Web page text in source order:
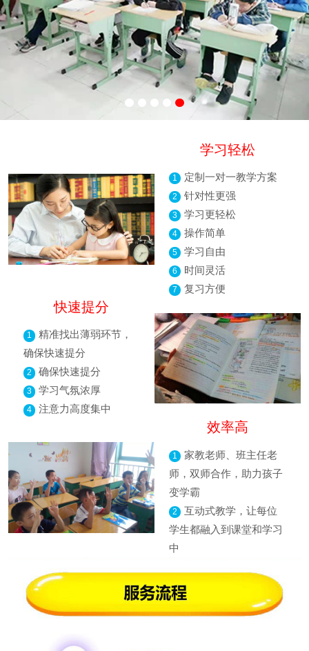
学习轻松
1 定制一对一教学方案
2 针对性更强
3 学习更轻松
4 操作简单
5 学习自由
6 时间灵活
7 复习方便
快速提分
1
精准找出薄弱环节，
确保快速提分
2 确保快速提分
3 学习气氛浓厚
4 注意力高度集中
效率高
1
家教老师、班主任老
师，双师合作，助力孩子
变学霸
2
互动式教学，让每位
学生都融入到课堂和学习
中